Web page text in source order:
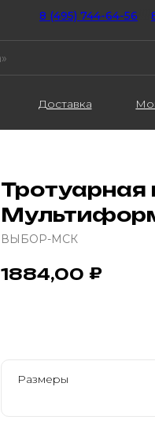
8 (495) 744-64-56
Доставка
Тротуарная
ВЫБОР-МСК
1884,00 ₽
Размеры